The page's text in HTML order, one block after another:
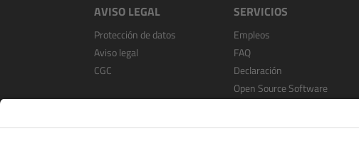
AVISO LEGAL
Protección de datos
Aviso legal
CGC
SERVICIOS
Empleos
FAQ
Declaración
Open Source Software